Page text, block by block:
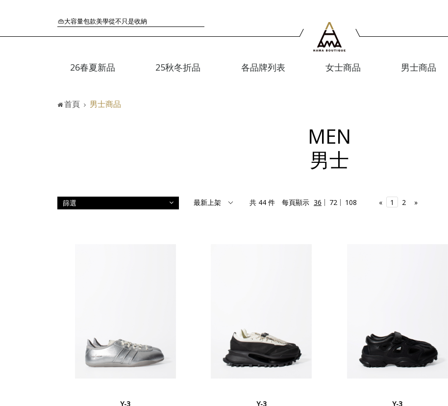
👜大容量包款美學從不只是收納
『折扣』降臨，將時髦夏季全部收藏
🛒過季典藏特惠·折上再折
『折扣』降臨，將時髦夏季全部收藏
26春夏新品 25秋冬折品 各品牌列表 女士商品 男士商品
首頁 男士商品
MEN
男士
篩選 共 44 件 每頁顯示 36 72 108 « 1 2 »
Y-3
Y-3
Y-3